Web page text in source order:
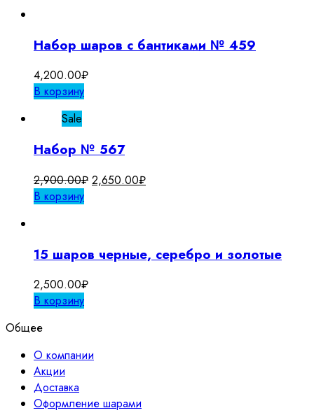
Набор шаров с бантиками № 459
4,200.00₽
В корзину
Sale
Набор № 567
2,900.00₽ Первоначальная
2,650.00₽Текущая
В корзину
15 шаров черные, серебро и золотые
2,500.00₽
В корзину
Общее
О компании
Акции
Доставка
Оформление шарами